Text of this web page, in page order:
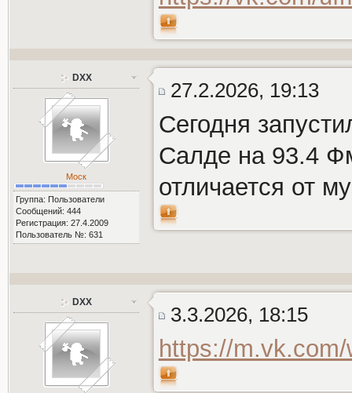
DXX
Моск
Группа: Пользователи
Сообщений: 444
Регистрация: 27.4.2009
Пользователь №: 631
27.2.2026, 19:13
Сегодня
Салде на 93.4
отличается от
DXX
3.3.2026, 18:15
https://